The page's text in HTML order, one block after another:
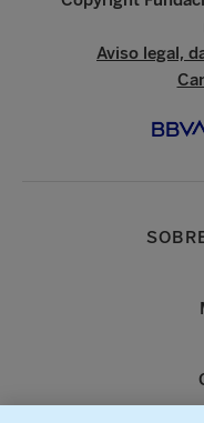
Aviso legal,